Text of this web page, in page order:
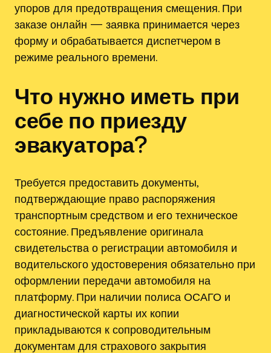
упоров для предотвращения смещения. При
заказе онлайн — заявка принимается через
форму и обрабатывается диспетчером в
режиме реального времени.
Что нужно иметь при
себе по приезду
эвакуатора?
Требуется предоставить документы‚
подтверждающие право распоряжения
транспортным средством и его техническое
состояние. Предъявление оригинала
свидетельства о регистрации автомобиля и
водительского удостоверения обязательно при
оформлении передачи автомобиля на
платформу. При наличии полиса ОСАГО и
диагностической карты их копии
прикладываются к сопроводительным
документам для страхового закрытия